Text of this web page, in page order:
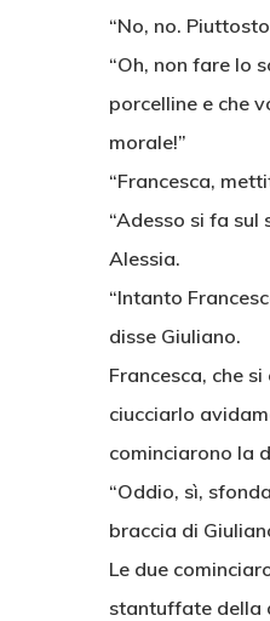
“No, no.
“Oh, non fare lo
porcelline e che
morale!”
“Francesca,
“Adesso si fa
Alessia.
“Intanto
disse Giuliano.
Francesca, che
ciucciarlo
cominciarono la
“Oddio, sì,
braccia di
Le due
stantuffate della